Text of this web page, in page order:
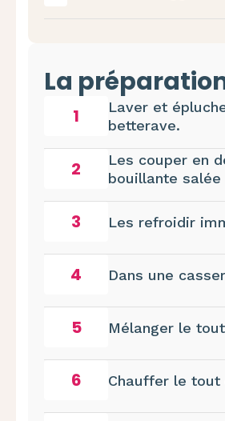
La
1
Laver et
betterave.
2
Les couper en
bouillante
3 Les refroidir
4 Dans une
5 Mélanger le
6 Chauffer le tout